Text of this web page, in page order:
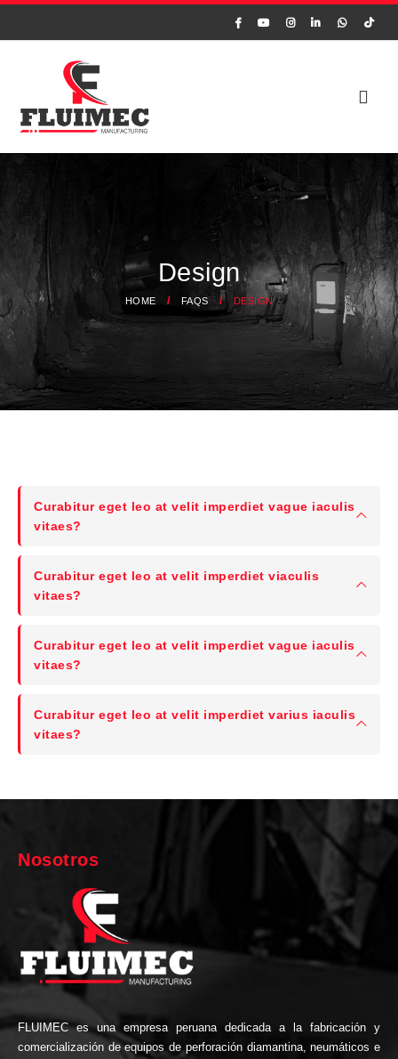
Design
HOME FAQS DESIGN
Curabitur eget leo at velit imperdiet vague iaculis
vitaes?
Curabitur eget leo at velit imperdiet viaculis
vitaes?
Curabitur eget leo at velit imperdiet vague iaculis
vitaes?
Curabitur eget leo at velit imperdiet varius iaculis
vitaes?
Nosotros
FLUIMEC es una empresa peruana dedicada a la fabricación y
comercialización de equipos de perforación diamantina, neumáticos e